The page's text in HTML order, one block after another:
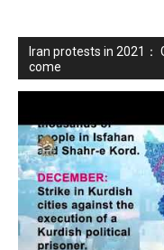
Iran protests in 2021
come